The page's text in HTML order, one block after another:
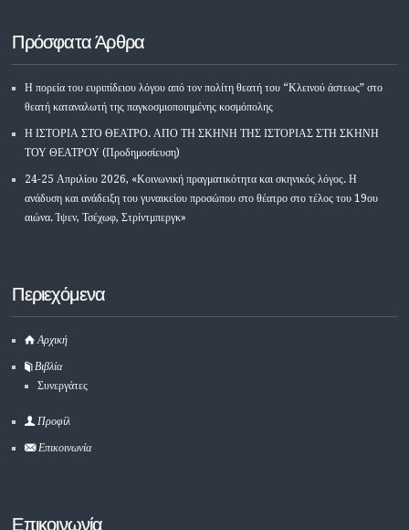
Πρόσφατα Άρθρα
Η πορεία του ευριπίδειου λόγου από τον πολίτη θεατή του “Κλεινού άστεως” στο
θεατή καταναλωτή της παγκοσμιοποιημένης κοσμόπολης
Η ΙΣΤΟΡΙΑ ΣΤΟ ΘΕΑΤΡΟ. ΑΠΟ ΤΗ ΣΚΗΝΗ ΤΗΣ ΙΣΤΟΡΙΑΣ ΣΤΗ ΣΚΗΝΗ
ΤΟΥ ΘΕΑΤΡΟΥ (Προδημοσίευση)
24-25 Απριλίου 2026, «Κοινωνική πραγματικότητα και σκηνικός λόγος. Η
ανάδυση και ανάδειξη του γυναικείου προσώπου στο θέατρο στο τέλος του 19ου
αιώνα. Ίψεν, Τσέχωφ, Στρίντμπεργκ»
Περιεχόμενα
Αρχική
Βιβλία
Συνεργάτες
Προφίλ
Επικοινωνία
Επικοινωνία